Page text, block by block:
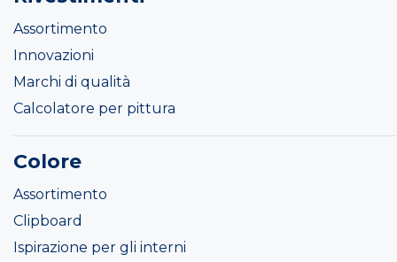
Assortimento
Innovazioni
Marchi di qualità
Calcolatore per pittura
Colore
Assortimento
Clipboard
Ispirazione per gli interni